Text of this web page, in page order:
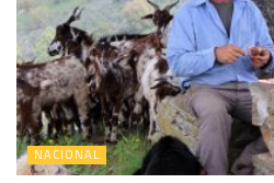
NACIONAL